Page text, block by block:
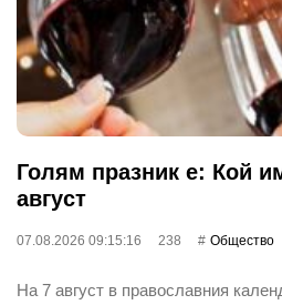
Голям празник е: Кой
август
07.08.2026 09:15:16 238 Общество
На 7 август в православния